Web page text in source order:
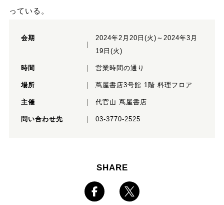
っている。
会期
2024年2月20日(火)～2024年3月
19日(火)
時間 営業時間の通り
場所 蔦屋書店3号館 1階 料理フロア
主催 代官山 蔦屋書店
問い合わせ先 03-3770-2525
SHARE